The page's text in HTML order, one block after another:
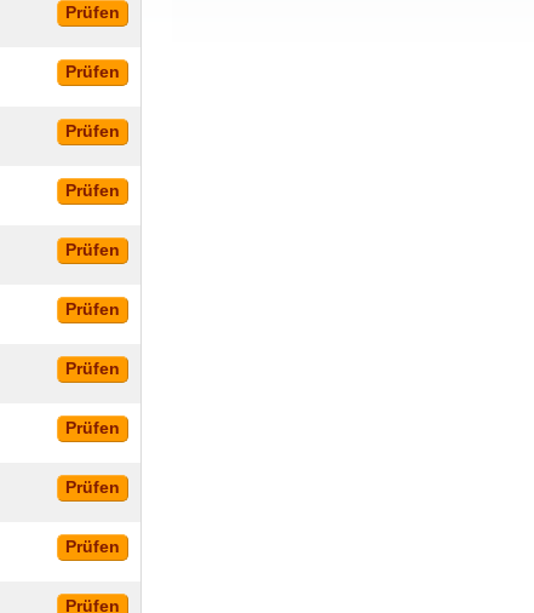
Prüfen
Prüfen
Prüfen
Prüfen
Prüfen
Prüfen
Prüfen
Prüfen
Prüfen
Prüfen
Prüfen